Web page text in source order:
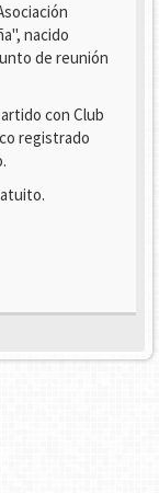
nacido
de reunión
con Club
registrado